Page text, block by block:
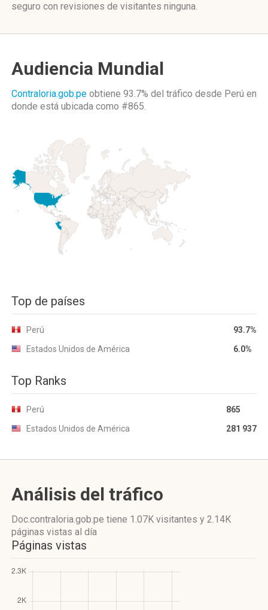
seguro con revisiones de visitantes ninguna.
Audiencia Mundial
Contraloria.gob.pe obtiene 93.7% del tráfico desde Perú en
donde está ubicada como #865.
Top de países
Perú
93.7%
Estados Unidos de América
6.0%
Top Ranks
Perú
865
Estados Unidos de América
281 937
Análisis del tráfico
Doc.contraloria.gob.pe tiene 1.07K visitantes y 2.14K
páginas vistas al día
Páginas vistas